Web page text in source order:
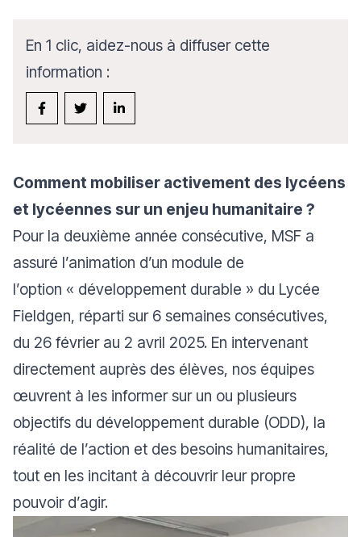
En 1 clic, aidez-nous à diffuser cette
information :
Comment mobiliser activement des lycéens
et lycéennes sur un enjeu humanitaire ?
Pour la deuxième année consécutive, MSF a
assuré l’animation d’un module de
l’option « développement durable » du Lycée
Fieldgen, réparti sur 6 semaines consécutives,
du 26 février au 2 avril 2025. En intervenant
directement auprès des élèves, nos équipes
œuvrent à les informer sur un ou plusieurs
objectifs du développement durable (ODD), la
réalité de l’action et des besoins humanitaires,
tout en les incitant à découvrir leur propre
pouvoir d’agir.